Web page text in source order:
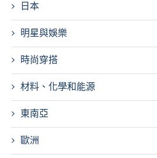
日本
明星與娛樂
時尚穿搭
材料、化學和能源
東南亞
歐洲